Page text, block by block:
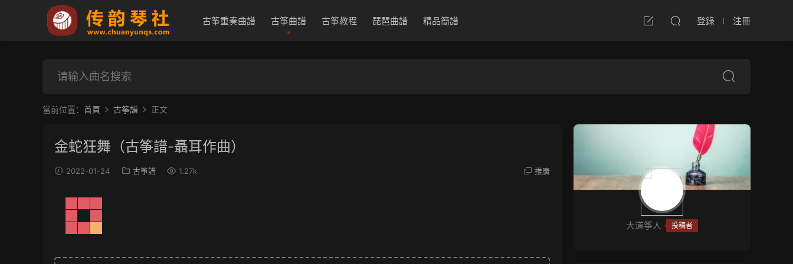
古筝重奏曲譜 古筝曲譜 古筝教程 琵琶曲譜 精品簡譜 登錄 注冊
當前位置： 首頁 古筝譜 正文
金蛇狂舞（古筝譜-聶耳作曲）
2022-01-24 古筝譜 1.27k 推廣
大道筝人 投稿者